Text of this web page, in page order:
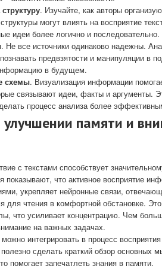
. Изучайте, как авторы
могут влиять на восприятие
идеи более логично и последовательно.
. Не все источники одинаково надежны.
предвзятости и манипуляции в
в будущем.
схемы. Визуализация информации
связывают идеи, факты и аргументы.
процесс анализа более
улучшении памяти и
с текстами способствует
показывают, что активное восприятие
укрепляет нейронные связи,
для чтения в комфортной обстановке.
что усиливает концентрацию. Чем
на важных задачах.
интегрировать в процесс
сделать краткий обзор основных
помогает запечатлеть знания в памяти.